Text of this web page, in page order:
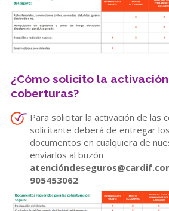
¿Cómo solicito la
coberturas?
Para solicitar la activación de las
solicitante deberá de entregar
documentos en cualquiera de
enviarlos al buzón
905453062.